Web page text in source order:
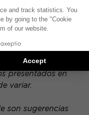
se ha realizado
fábrica. Si tu
hi-fi específica,
presentados en
variar.
son sugerencias